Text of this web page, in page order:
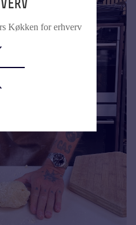
Køkken for erhverv